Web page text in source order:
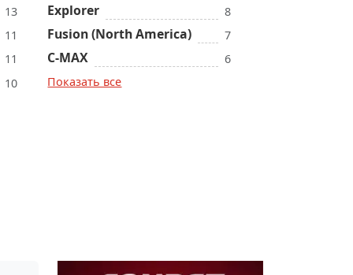
13
11
11
10
Explorer 8
Fusion (North America) 7
C-MAX
6
Показать все